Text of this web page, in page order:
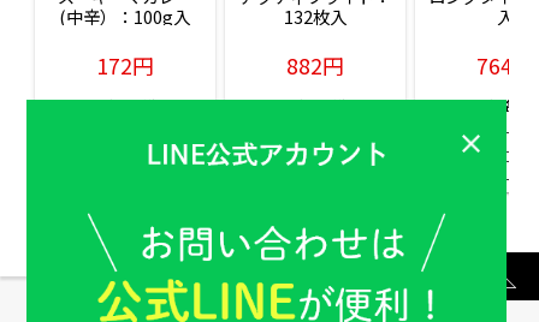
(中辛）：100g入
172円
販売価格(税込)
132枚入
882円
販売価格(税込)
入
764円
販売価格(税
もっと見る